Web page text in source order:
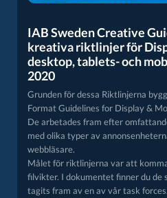
IAB Sweden Creative
kreativa riktlinjer för
desktop, tablets- och
2020
Grunden för dessa Riktlinjerna
Format Guidelines for Display &
De arbetades fram efter
med olika typer av
webbläsare.
Målet för riktlinjerna var att
filvikter. I dokumentet finner du de
tagits fram av en av vår task